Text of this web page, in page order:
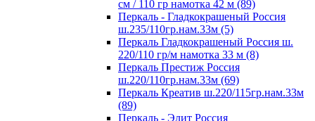
см / 110 гр намотка 42 м (89)
Перкаль - Гладкокрашеный Россия
ш.235/110гр.нам.33м (5)
Перкаль Гладкокрашеный Россия ш.
220/110 гр/м намотка 33 м (8)
Перкаль Престиж Россия
ш.220/110гр.нам.33м (69)
Перкаль Креатив ш.220/115гр.нам.33м
(89)
Перкаль - Элит Россия